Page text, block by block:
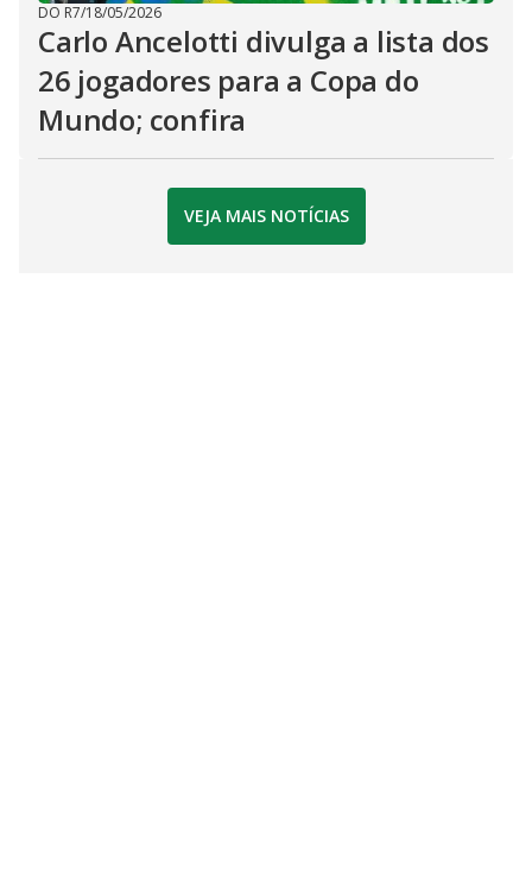
DO R7/18/05/2026
Carlo Ancelotti divulga a lista dos
26 jogadores para a Copa do
Mundo; confira
VEJA MAIS NOTÍCIAS